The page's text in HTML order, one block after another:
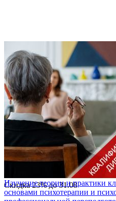
Скидка23%до31.08
Изучение теории и практики
основами психотерапии и